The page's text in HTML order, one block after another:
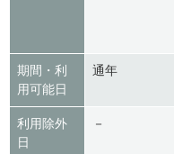
期間・利
用可能日
通年
利用除外
日
－